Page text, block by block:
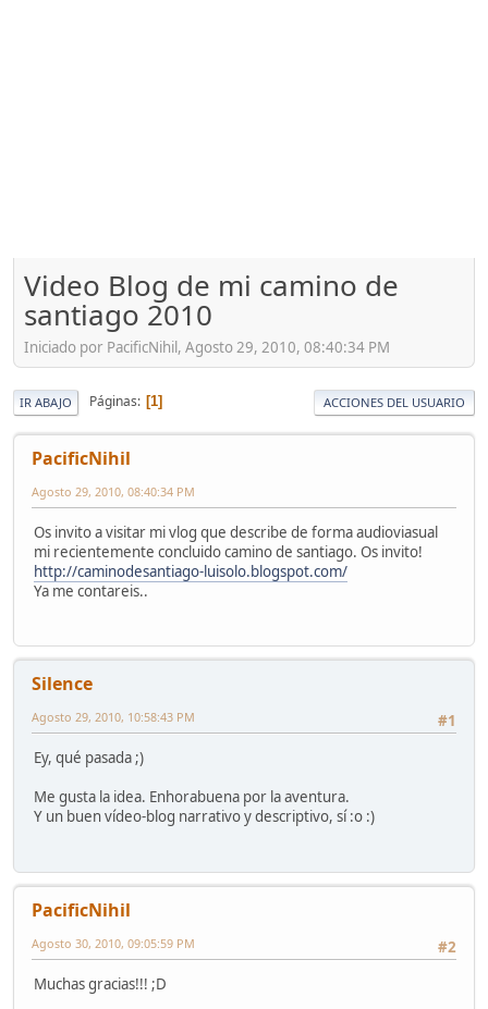
Video Blog de mi camino de
santiago 2010
Iniciado por PacificNihil, Agosto 29, 2010, 08:40:34 PM
IR ABAJO Páginas 1 ACCIONES DEL USUARIO
PacificNihil
Agosto 29, 2010, 08:40:34 PM
Os invito a visitar mi vlog que describe de forma audioviasual
mi recientemente concluido camino de santiago. Os invito!
http://caminodesantiago-luisolo.blogspot.com/
Ya me contareis..
Silence
#1
Agosto 29, 2010, 10:58:43 PM
Ey, qué pasada ;)
Me gusta la idea. Enhorabuena por la aventura.
Y un buen vídeo-blog narrativo y descriptivo, sí :o :)
PacificNihil
#2
Agosto 30, 2010, 09:05:59 PM
Muchas gracias!!! ;D